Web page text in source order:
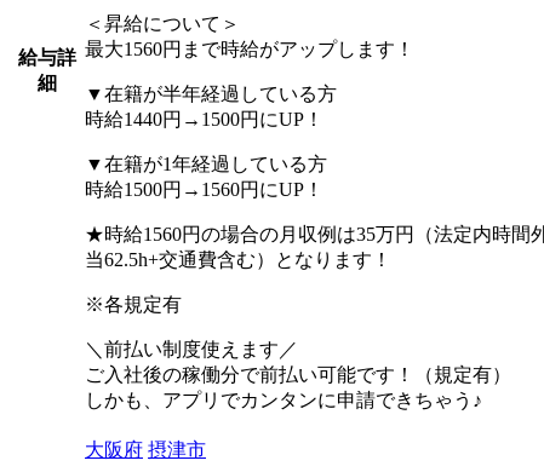
給与詳
細
＜昇給について＞
最大1560円まで時給がアップします！
▼在籍が半年経過している方
時給1440円→1500円にUP！
▼在籍が1年経過している方
時給1500円→1560円にUP！
★時給1560円の場合の月収例は35万円（法定内時間
当62.5h+交通費含む）となります！
※各規定有
＼前払い制度使えます／
ご入社後の稼働分で前払い可能です！（規定有）
しかも、アプリでカンタンに申請できちゃう♪
大阪府 摂津市